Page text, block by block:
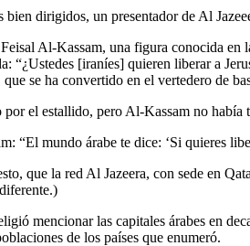
bien dirigidos, un presentador de Al
Al-Kassam, una figura conocida en
“¿Ustedes [iraníes] quieren liberar a
se ha convertido en el vertedero de
el estallido, pero Al-Kassam no había
“El mundo árabe te dice: ‘Si quieres
que la red Al Jazeera, con sede en
mencionar las capitales árabes en
de los países que enumeró.